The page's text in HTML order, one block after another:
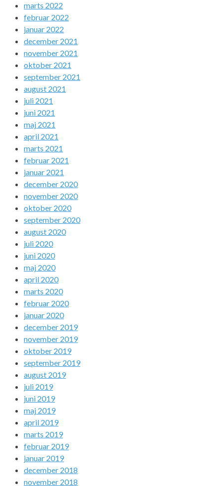
marts 2022
februar 2022
januar 2022
december 2021
november 2021
oktober 2021
september 2021
august 2021
juli 2021
juni 2021
maj 2021
april 2021
marts 2021
februar 2021
januar 2021
december 2020
november 2020
oktober 2020
september 2020
august 2020
juli 2020
juni 2020
maj 2020
april 2020
marts 2020
februar 2020
januar 2020
december 2019
november 2019
oktober 2019
september 2019
august 2019
juli 2019
juni 2019
maj 2019
april 2019
marts 2019
februar 2019
januar 2019
december 2018
november 2018